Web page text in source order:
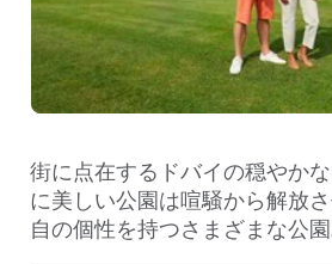
街に点在するドバイの穏やか
に美しい公園は喧騒から解放
自の個性を持つさまざまな公園